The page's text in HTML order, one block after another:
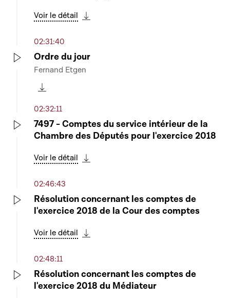
Voir le détail
02:31:40
Ordre du jour
Fernand Etgen
02:32:11
7497 - Comptes du service intérieur de la
Chambre des Députés pour l'exercice 2018
Voir le détail
02:46:43
Résolution concernant les comptes de
l'exercice 2018 de la Cour des comptes
Voir le détail
02:48:11
Résolution concernant les comptes de
l'exercice 2018 du Médiateur